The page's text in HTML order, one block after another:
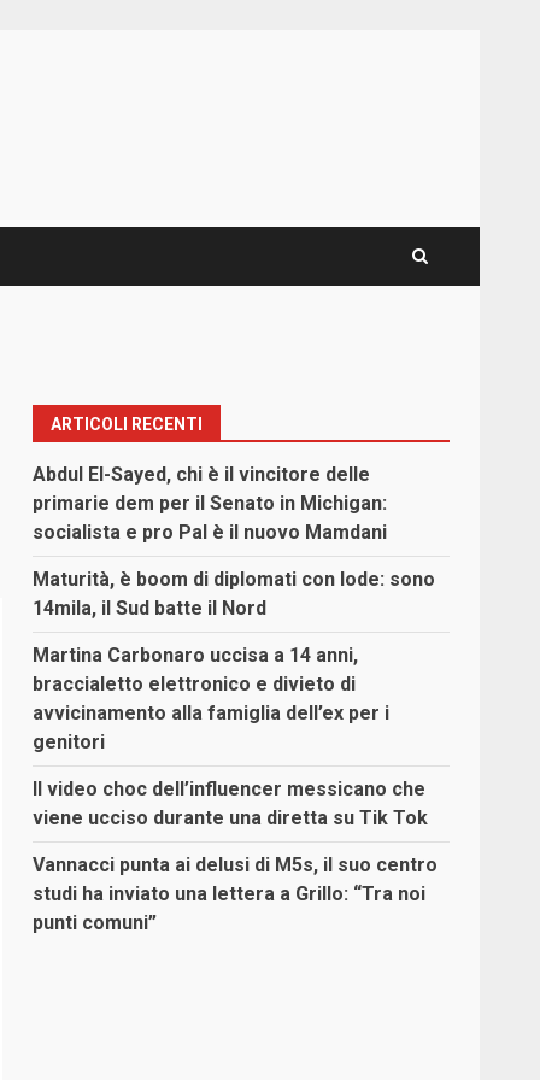
ARTICOLI RECENTI
Abdul El-Sayed, chi è il vincitore delle
primarie dem per il Senato in Michigan:
socialista e pro Pal è il nuovo Mamdani
Maturità, è boom di diplomati con lode: sono
14mila, il Sud batte il Nord
Martina Carbonaro uccisa a 14 anni,
braccialetto elettronico e divieto di
avvicinamento alla famiglia dell’ex per i
genitori
Il video choc dell’influencer messicano che
viene ucciso durante una diretta su Tik Tok
Vannacci punta ai delusi di M5s, il suo centro
studi ha inviato una lettera a Grillo: “Tra noi
punti comuni”